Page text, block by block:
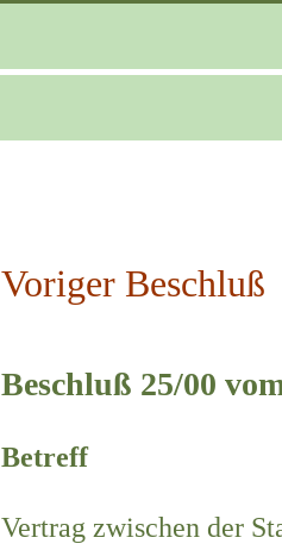
Voriger Beschluß
Beschluß 25/00
Betreff
Vertrag zwischen der